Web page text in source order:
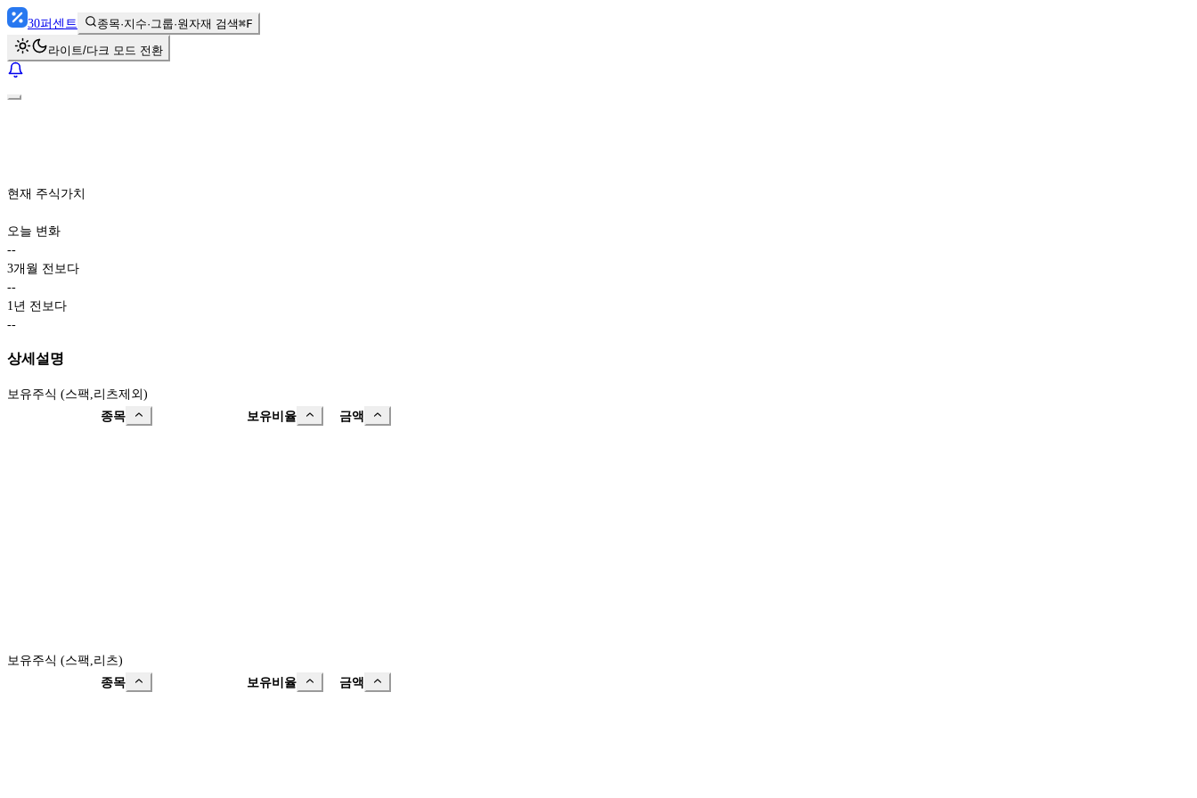
30퍼센트 종목·지수·그룹·원자재 검색⌘F
라이트/다크 모드 전환
현재 주식가치
오늘 변화
--
3개월 전보다
--
1년 전보다
--
상세설명
보유주식 (스팩,리츠제외)
종목
보유비율 금액
보유주식 (스팩,리츠)
종목
보유비율 금액